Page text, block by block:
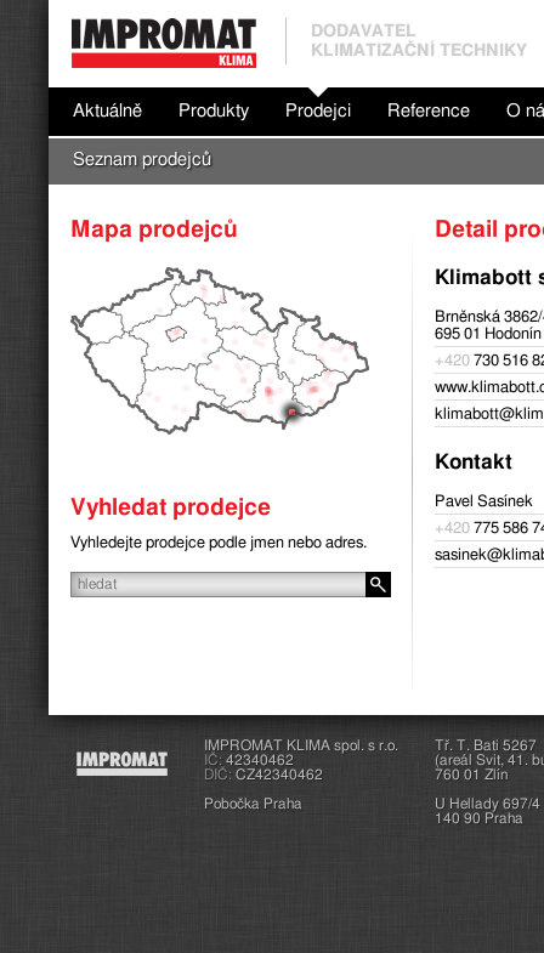
DODAVATEL
KLIMATIZAČNÍ TECHNIKY
Aktuálně Produkty Prodejci
Seznam prodejců
Reference O
Mapa prodejců
Vyhledat prodejce
Vyhledejte prodejce podle jmen nebo adres.
Detail
Klimabott
Brněnská
695 01 Hodonín
+420 730 516
Kontakt
Pavel Sasínek
+420 775 586
IMPROMAT KLIMA spol. s r.o.
IČ: 42340462
DIČ: CZ42340462
Pobočka Praha
Tř. T. Bati 5267
(areál Svit, 41.
760 01 Zlín
U Hellady 697/4
140 90 Praha